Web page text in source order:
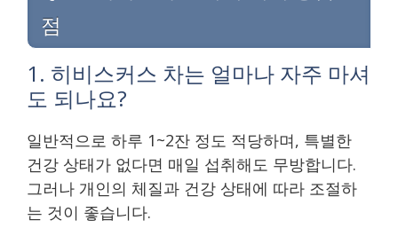
점
1. 히비스커스 차는 얼마나 자주 마셔
도 되나요?
일반적으로 하루 1~2잔 정도 적당하며, 특별한
건강 상태가 없다면 매일 섭취해도 무방합니다.
그러나 개인의 체질과 건강 상태에 따라 조절하
는 것이 좋습니다.